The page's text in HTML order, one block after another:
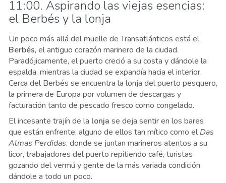
11:00. Aspirando las viejas esencias:
el Berbés y la lonja
Un poco más allá del muelle de Transatlánticos está el
Berbés, el antiguo corazón marinero de la ciudad.
Paradójicamente, el puerto creció a su costa y dándole la
espalda, mientras la ciudad se expandía hacia el interior.
Cerca del Berbés se encuentra la lonja del puerto pesquero,
la primera de Europa por volumen de descargas y
facturación tanto de pescado fresco como congelado.
El incesante trajín de la lonja se deja sentir en los bares
que están enfrente, alguno de ellos tan mítico como el Das
Almas Perdidas, donde se juntan marineros atentos a su
licor, trabajadores del puerto repitiendo café, turistas
gozando del vermú y gente de la más variada condición
dándole a todo un poco.